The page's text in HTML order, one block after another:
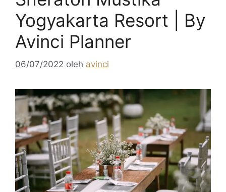
Yogyakarta Resort | By
Avinci Planner
06/07/2022 oleh avinci